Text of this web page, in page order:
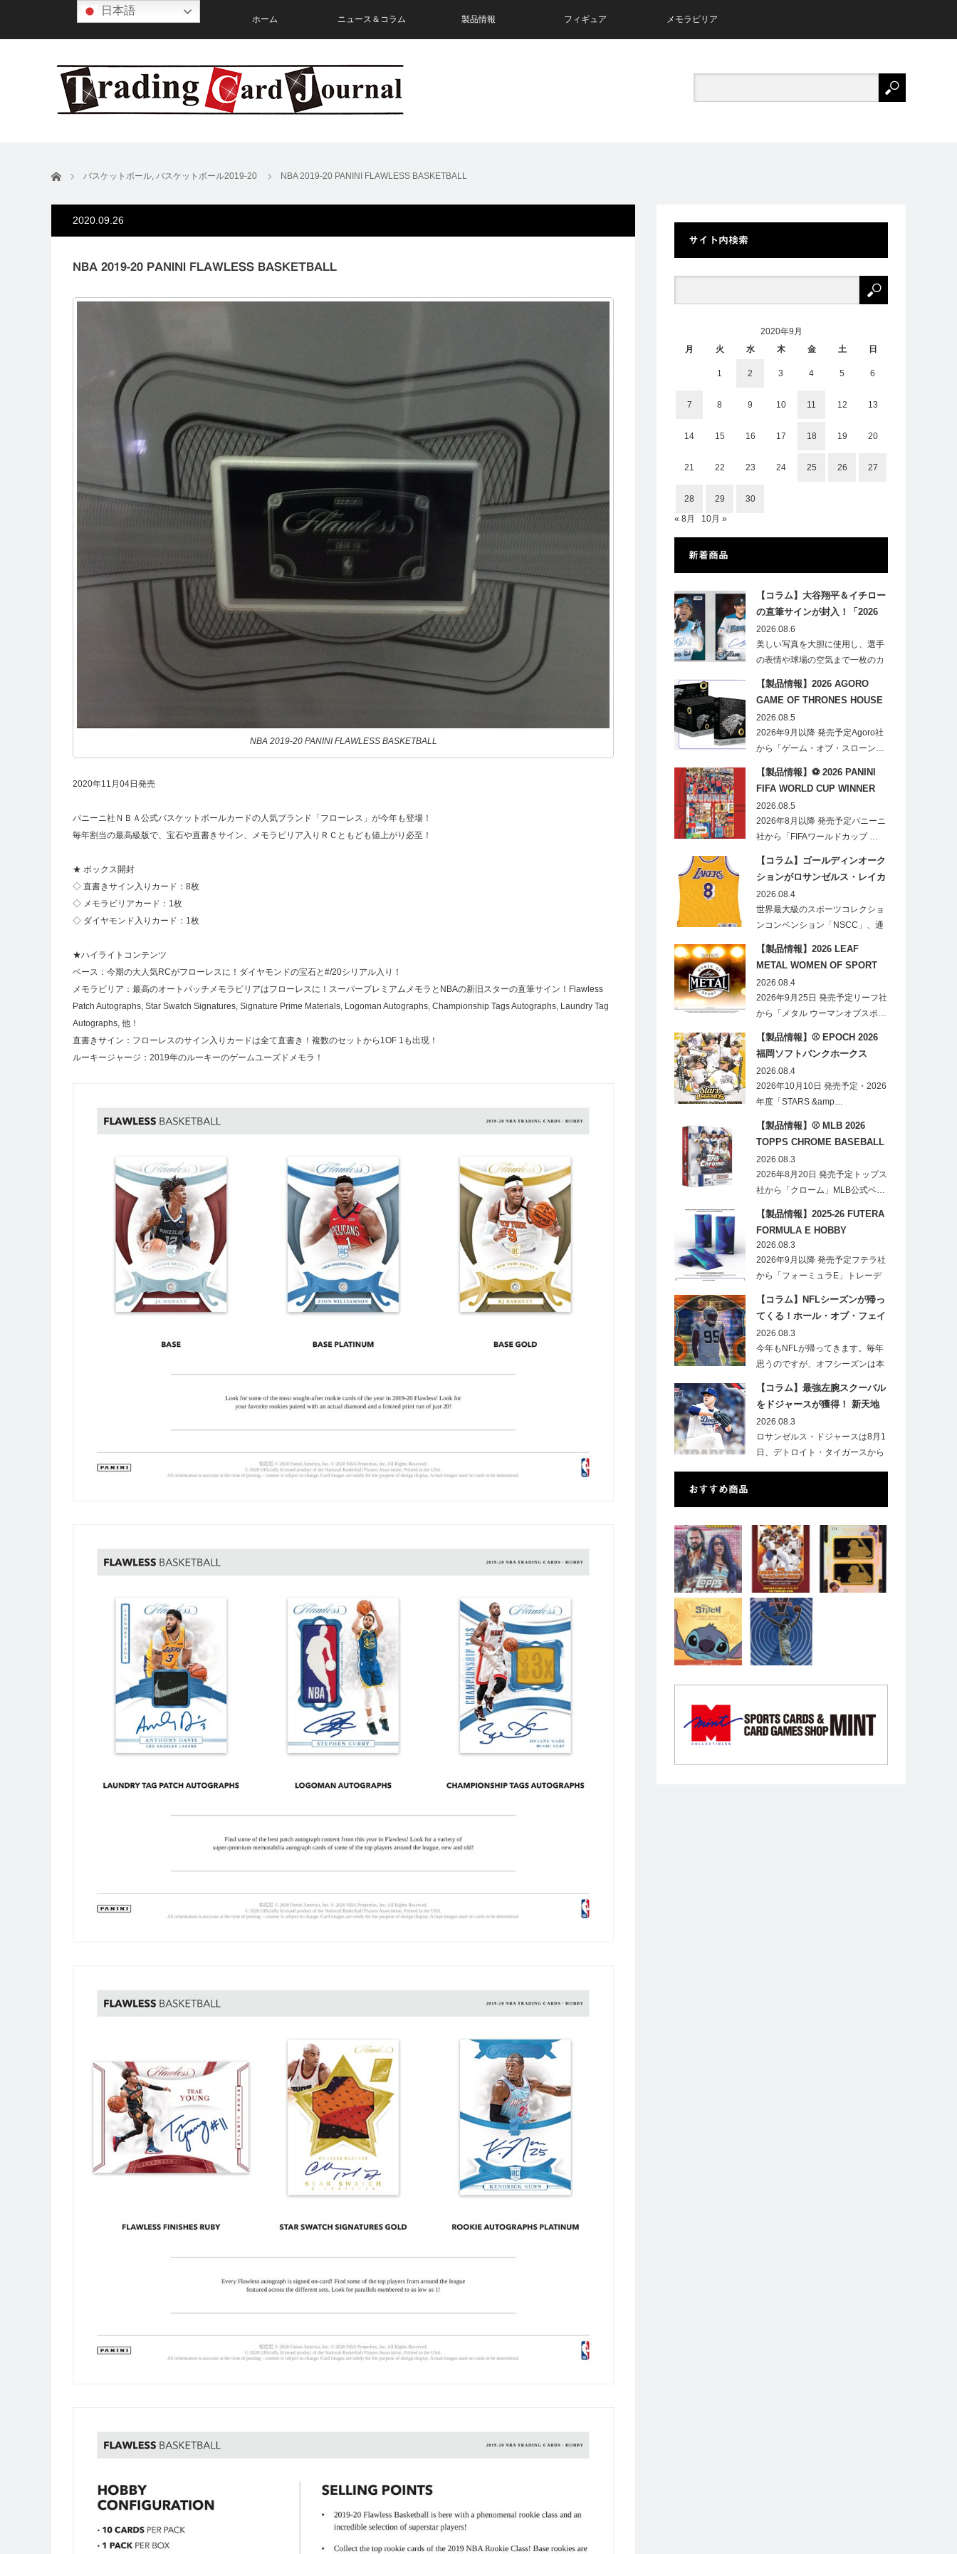
ホーム ニュース＆コラム 製品情報 フィギュア メモラビリア
ホーム バスケットボール, バスケットボール2019-20 NBA 2019-20 PANINI FLAWLESS BASKETBALL
2020.09.26
NBA 2019-20 PANINI FLAWLESS BASKETBALL
NBA 2019-20 PANINI FLAWLESS BASKETBALL
2020年11月04日発売
パニーニ社ＮＢＡ公式バスケットボールカードの人気ブランド「フローレス」が今年も登場！
毎年割当の最高級版で、宝石や直書きサイン、メモラビリア入りＲＣともども値上がり必至！
★ ボックス開封
◇ 直書きサイン入りカード：8枚
◇ メモラビリアカード：1枚
◇ ダイヤモンド入りカード：1枚
★ハイライトコンテンツ
ベース：今期の大人気RCがフローレスに！ダイヤモンドの宝石と#/20シリアル入り！
メモラビリア：最高のオートパッチメモラビリアはフローレスに！スーパープレミアムメモラとNBAの新旧スターの直筆サイン！Flawless
Patch Autographs, Star Swatch Signatures, Signature Prime Materials, Logoman Autographs, Championship Tags Autographs, Laundry Tag
Autographs, 他！
直書きサイン：フローレスのサイン入りカードは全て直書き！複数のセットから1OF 1も出現！
ルーキージャージ：2019年のルーキーのゲームユーズドメモラ！
サイト内検索
2020年9月
月
火 水 木 金 土 日
1 2 3 4 5 6
7 8 9 10 11 12 13
14 15 16 17 18 19 20
21 22 23 24 25 26 27
28 29
30
« 8月
10月 »
新着商品
【コラム】大谷翔平＆イチロー
の直筆サインが封入！「2026
Topps NPB Stadium Club」が
見逃せない
2026.08.6
美しい写真を大胆に使用し、選手
の表情や球場の空気まで一枚のカ
【製品情報】2026 AGORO
GAME OF THRONES HOUSE
STARK BLIND BOX
2026.08.5
2026年9月以降 発売予定Agoro社
から「ゲーム・オブ・スローン…
【製品情報】⚽ 2026 PANINI
FIFA WORLD CUP WINNER
STICKER POSTER
2026.08.5
2026年8月以降 発売予定パニーニ
社から「FIFAワールドカップ …
【コラム】ゴールディンオーク
ションがロサンゼルス・レイカ
ーズのオフィシャルオークショ
ンスポンサーに！
2026.08.4
世界最大級のスポーツコレクショ
ンコンベンション「NSCC」、通
【製品情報】2026 LEAF
METAL WOMEN OF SPORT
HOBBY
2026.08.4
2026年9月25日 発売予定リーフ社
から「メタル ウーマンオブスポ…
【製品情報】⚾ EPOCH 2026
福岡ソフトバンクホークス
STARS&LEGENDS ベースボー
ルカード
2026.08.4
2026年10月10日 発売予定・2026
年度「STARS &amp…
【製品情報】⚾ MLB 2026
TOPPS CHROME BASEBALL
LOGOFRACTOR
2026.08.3
2026年8月20日 発売予定トップス
社から「クローム」MLB公式ベ…
【製品情報】2025-26 FUTERA
FORMULA E HOBBY
2026.08.3
2026年9月以降 発売予定フテラ社
から「フォーミュラE」トレーデ
【コラム】NFLシーズンが帰っ
てくる！ホール・オブ・フェイ
ムゲームで注目したい7選手
2026.08.3
今年もNFLが帰ってきます。毎年
思うのですが、オフシーズンは本
【コラム】最強左腕スクーバル
をドジャースが獲得！ 新天地
での初トレカは「Go Blue !」
のインスク入り！
2026.08.3
ロサンゼルス・ドジャースは8月1
日、デトロイト・タイガースから
おすすめ商品
日本語